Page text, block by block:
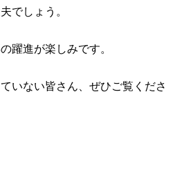
でしょう。
躍進が楽しみです。
いない皆さん、ぜひご覧くださ